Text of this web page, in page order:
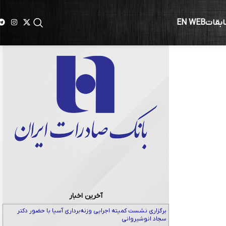
EN WEB
آخرین اخبار
برگزاری نشست کمیته اجرایی وزنه‌برداری آسیا با حضور دکتر
سجاد انوشیروانی